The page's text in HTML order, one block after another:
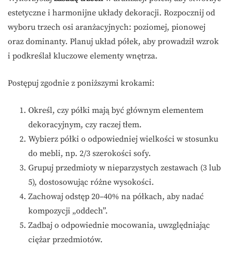
estetyczne i harmonijne układy dekoracji. Rozpocznij od
wyboru trzech osi aranżacyjnych: poziomej, pionowej
oraz dominanty. Planuj układ półek, aby prowadził wzrok
i podkreślał kluczowe elementy wnętrza.
Postępuj zgodnie z poniższymi krokami:
Określ, czy półki mają być głównym elementem
dekoracyjnym, czy raczej tłem.
Wybierz półki o odpowiedniej wielkości w stosunku
do mebli, np. 2/3 szerokości sofy.
Grupuj przedmioty w nieparzystych zestawach (3 lub
5), dostosowując różne wysokości.
Zachowaj odstęp 20–40% na półkach, aby nadać
kompozycji „oddech”.
Zadbaj o odpowiednie mocowania, uwzględniając
ciężar przedmiotów.